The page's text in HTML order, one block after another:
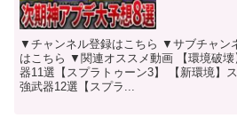
▼チャンネル登録はこちら ▼サブチャン
はこちら ▼関連オススメ動画 【環境破
器11選【スプラトゥーン3】 【新環境】
強武器12選【スプラ...